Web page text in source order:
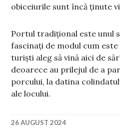
obiceiurile sunt încă ținute
Portul tradițional este unul
fascinați de modul cum
turiști aleg să vină aici de
deoarece au prilejul de a
porcului, la datina
ale locului.
26 AUGUST 2024